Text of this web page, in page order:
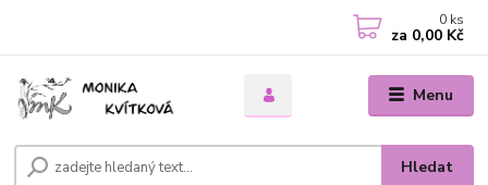
Menu
Hledat
0 ks
za 0,00 Kč